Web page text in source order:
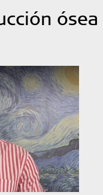
ósea